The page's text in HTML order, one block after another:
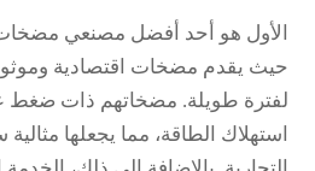
الأول هو أحد أفضل مصنعي
حيث يقدم مضخات اقتصادية
لفترة طويلة. مضخاتهم ذات ضغط
استهلاك الطاقة، مما يجعلها